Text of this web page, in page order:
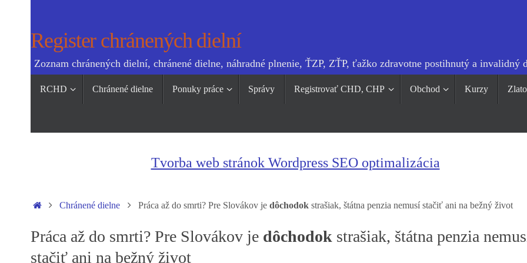
Register chránených dielní
Zoznam chránených dielní, chránené dielne, náhradné plnenie, ŤZP, ZŤP, ťažko zdravotne postihnutý a invalidný
RCHD Chránené dielne Ponuky práce Správy Registrovať CHD, CHP Obchod Kurzy Zlato
Tvorba web stránok Wordpress SEO optimalizácia
HomeChránené dielne Práca až do smrti? Pre Slovákov je dôchodokstrašiak, štátna penzia nemusí stačiť ani na bežný život
Práca až do smrti? Pre Slovákov je dôchodok strašiak, štátna penzia
stačiť ani na bežný život